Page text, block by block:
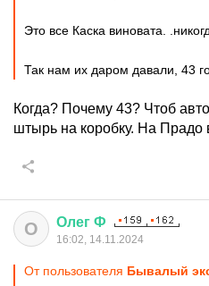
Это все Каска виновата.
Так нам их даром давали, 43
Когда? Почему 43? Чтоб
штырь на коробку. На Прадо
О Олег Ф
16:02, 14.11.2024
От пользователя Бывалый